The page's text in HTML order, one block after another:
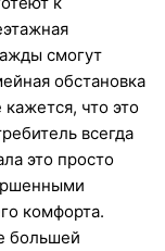
смогут
обстановка
что это
всегда
это просто
комфорта.
большей